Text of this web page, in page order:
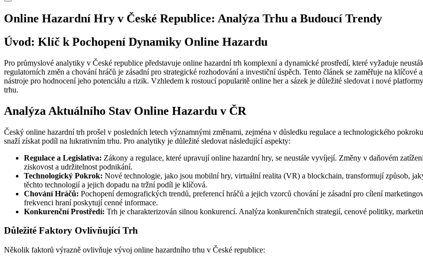
Online Hazardní Hry v České Republice: Analýza Trhu a Budoucí Trendy
Úvod: Klíč k Pochopení Dynamiky Online Hazardu
Pro průmyslové analytiky v České republice představuje online hazardní trh komplexní a dynamické prostředí, které vyžaduje
regulatorních změn a chování hráčů je zásadní pro strategické rozhodování a investiční úspěch. Tento článek se zaměřuje na
nástroje pro hodnocení jeho potenciálu a rizik. Vzhledem k rostoucí popularitě online her a sázek je důležité sledovat i nové
trhu.
Analýza Aktuálního Stav Online Hazardu v ČR
Český online hazardní trh prošel v posledních letech významnými změnami, zejména v důsledku regulace a technologického
snaží získat podíl na lukrativním trhu. Pro analytiky je důležité sledovat následující aspekty:
Regulace a Legislativa: Zákony a regulace, které upravují online hazardní hry, se neustále vyvíjejí. Změny v daňovém
ziskovost a udržitelnost podnikání.
Technologický Pokrok: Nové technologie, jako jsou mobilní hry, virtuální realita (VR) a blockchain, transformují způsob,
těchto technologií a jejich dopadu na tržní podíl je klíčová.
Chování Hráčů: Pochopení demografických trendů, preferencí hráčů a jejich vzorců chování je zásadní pro cílení
frekvenci hraní poskytují cenné informace.
Konkurenční Prostředí: Trh je charakterizován silnou konkurencí. Analýza konkurenčních strategií, cenové politiky,
Důležité Faktory Ovlivňující Trh
Několik faktorů výrazně ovlivňuje vývoj online hazardního trhu v České republice: